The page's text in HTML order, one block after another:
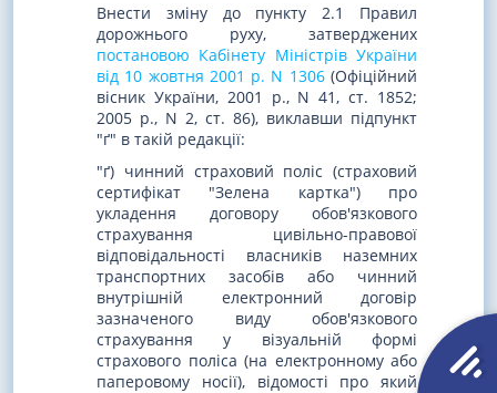
Внести зміну до пункту 2.1 Правил
дорожнього руху, затверджених
постановою Кабінету Міністрів України
від 10 жовтня 2001 р. N 1306(Офіційний
вісник України, 2001 р., N 41, ст. 1852;
2005 р., N 2, ст. 86), виклавши підпункт
"ґ" в такій редакції:
"ґ) чинний страховий поліс (страховий
сертифікат "Зелена картка") про
укладення договору обов'язкового
страхування цивільно-правової
відповідальності власників наземних
транспортних засобів або чинний
внутрішній електронний договір
зазначеного виду обов'язкового
страхування у візуальній формі
страхового поліса (на електронному або
паперовому носії), відомості про який